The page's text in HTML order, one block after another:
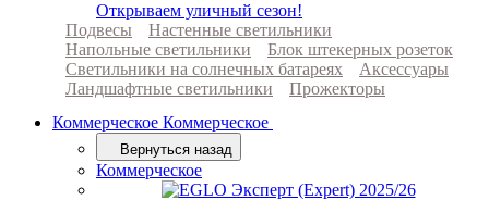
Открываем уличный сезон!
Подвесы
Настенные светильники
Напольные светильники
Блок штекерных розеток
Светильники на солнечных батареях
Аксессуары
Ландшафтные светильники
Прожекторы
Коммерческое Коммерческое
Вернуться назад
Коммерческое